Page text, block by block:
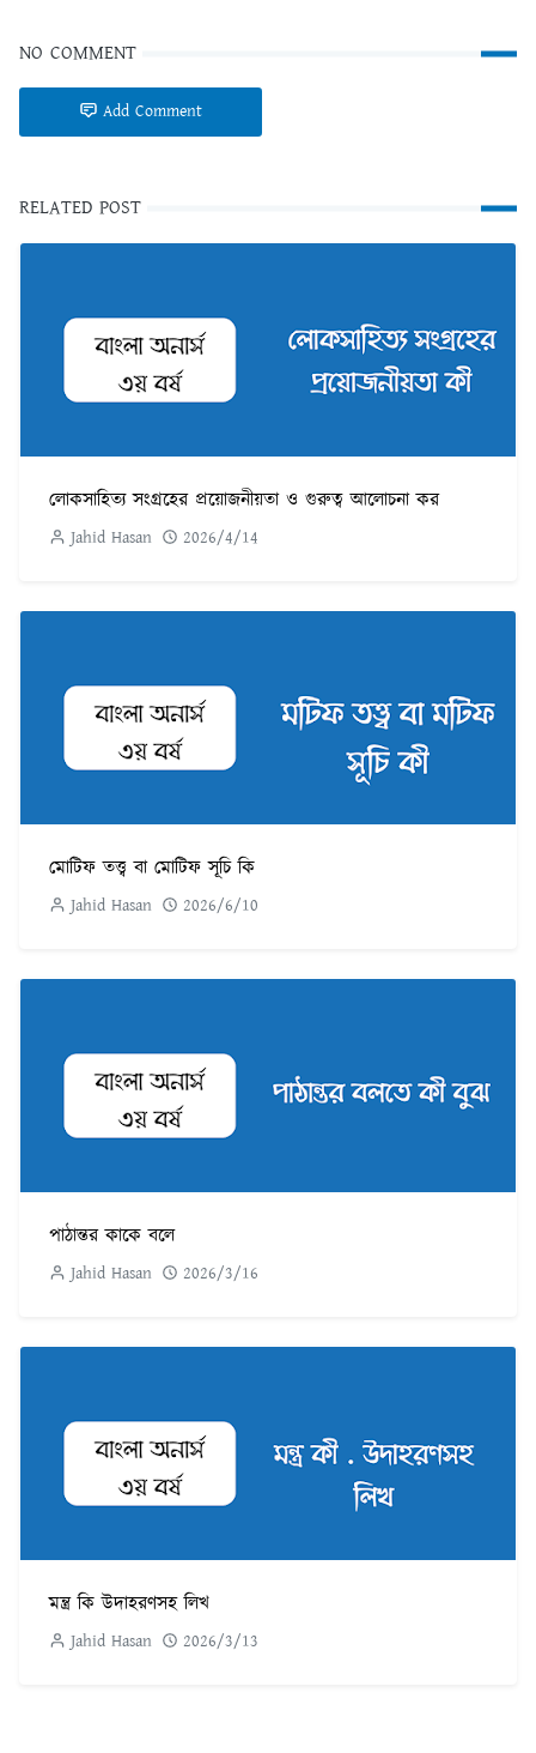
NO COMMENT
Add Comment
RELATED POST
লোকসাহিত্য সংগ্রহের প্রয়োজনীয়তা ও গুরুত্ব আলোচনা কর
Jahid Hasan 2026/4/14
মোটিফ তত্ত্ব বা মোটিফ সূচি কি
Jahid Hasan 2026/6/10
পাঠান্তর কাকে বলে
Jahid Hasan 2026/3/16
মন্ত্র কি উদাহরণসহ লিখ
Jahid Hasan 2026/3/13